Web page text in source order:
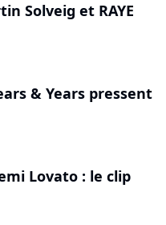
Solveig et RAYE
& Years pressent
Lovato : le clip